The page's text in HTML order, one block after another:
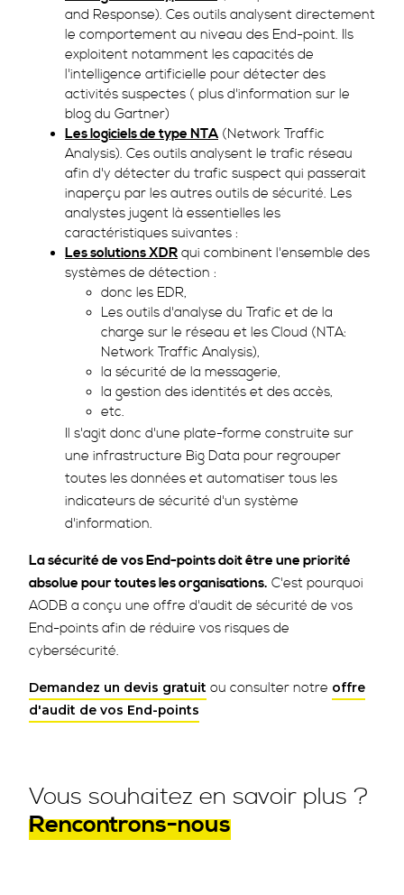
and Response). Ces outils analysent directement
le comportement au niveau des End-point. Ils
exploitent notamment les capacités de
l'intelligence artificielle pour détecter des
activités suspectes ( plus d'information sur le
blog du Gartner)
Les logiciels de type NTA (Network Traffic
Analysis). Ces outils analysent le trafic réseau
afin d'y détecter du trafic suspect qui passerait
inaperçu par les autres outils de sécurité. Les
analystes jugent là essentielles les
caractéristiques suivantes :
Les solutions XDR qui combinent l'ensemble des
systèmes de détection :
donc les EDR,
Les outils d'analyse du Trafic et de la
charge sur le réseau et les Cloud (NTA:
Network Traffic Analysis),
la sécurité de la messagerie,
la gestion des identités et des accès,
etc.
Il s'agit donc d'une plate-forme construite sur
une infrastructure Big Data pour regrouper
toutes les données et automatiser tous les
indicateurs de sécurité d'un système
d'information.
La sécurité de vos End-points doit être une priorité
absolue pour toutes les organisations. C'est pourquoi
AODB a conçu une offre d'audit de sécurité de vos
End-points afin de réduire vos risques de
cybersécurité.
Demandez un devis gratuit ou consulter notre offre
d'audit de vos End-points
Vous souhaitez en savoir plus ?
Rencontrons-nous